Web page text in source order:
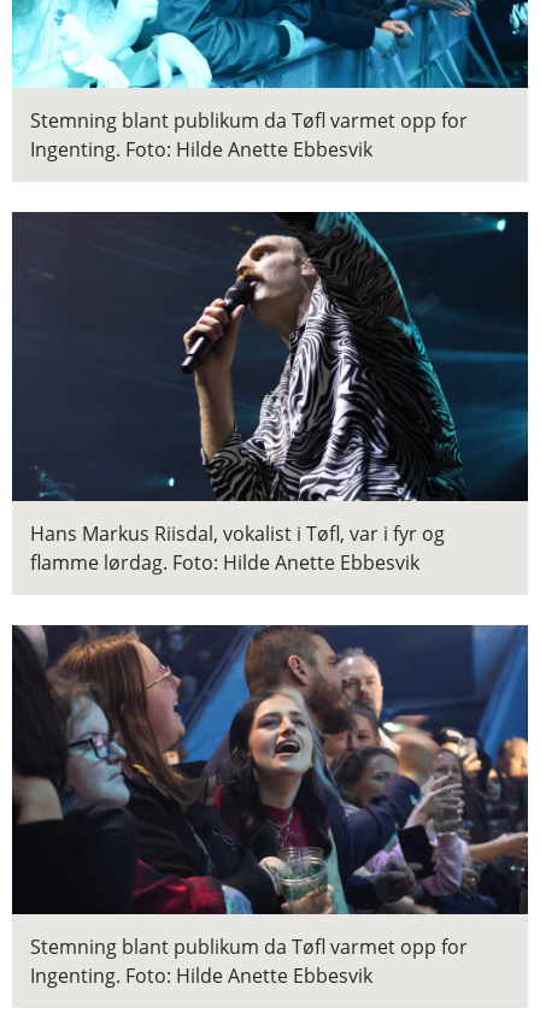
Stemning blant publikum da Tøfl varmet opp for
Ingenting. Foto: Hilde Anette Ebbesvik
Hans Markus Riisdal, vokalist i Tøfl, var i fyr og
flamme lørdag. Foto: Hilde Anette Ebbesvik
Stemning blant publikum da Tøfl varmet opp for
Ingenting. Foto: Hilde Anette Ebbesvik